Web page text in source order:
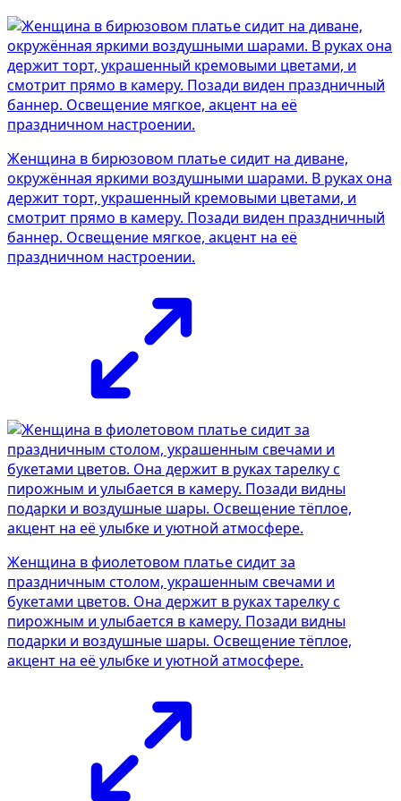
Женщина в бирюзовом платье сидит на диване,
окружённая яркими воздушными шарами. В руках она
держит торт, украшенный кремовыми цветами, и
смотрит прямо в камеру. Позади виден праздничный
баннер. Освещение мягкое, акцент на её
праздничном настроении.
Женщина в фиолетовом платье сидит за
праздничным столом, украшенным свечами и
букетами цветов. Она держит в руках тарелку с
пирожным и улыбается в камеру. Позади видны
подарки и воздушные шары. Освещение тёплое,
акцент на её улыбке и уютной атмосфере.